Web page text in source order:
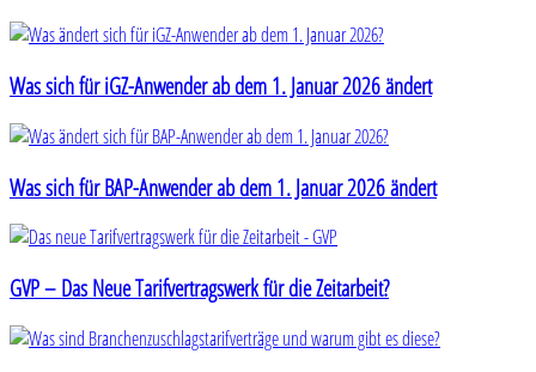
Was sich für iGZ-Anwender ab dem 1. Januar 2026 ändert
Was sich für BAP-Anwender ab dem 1. Januar 2026 ändert
GVP – Das Neue Tarifvertragswerk für die Zeitarbeit?